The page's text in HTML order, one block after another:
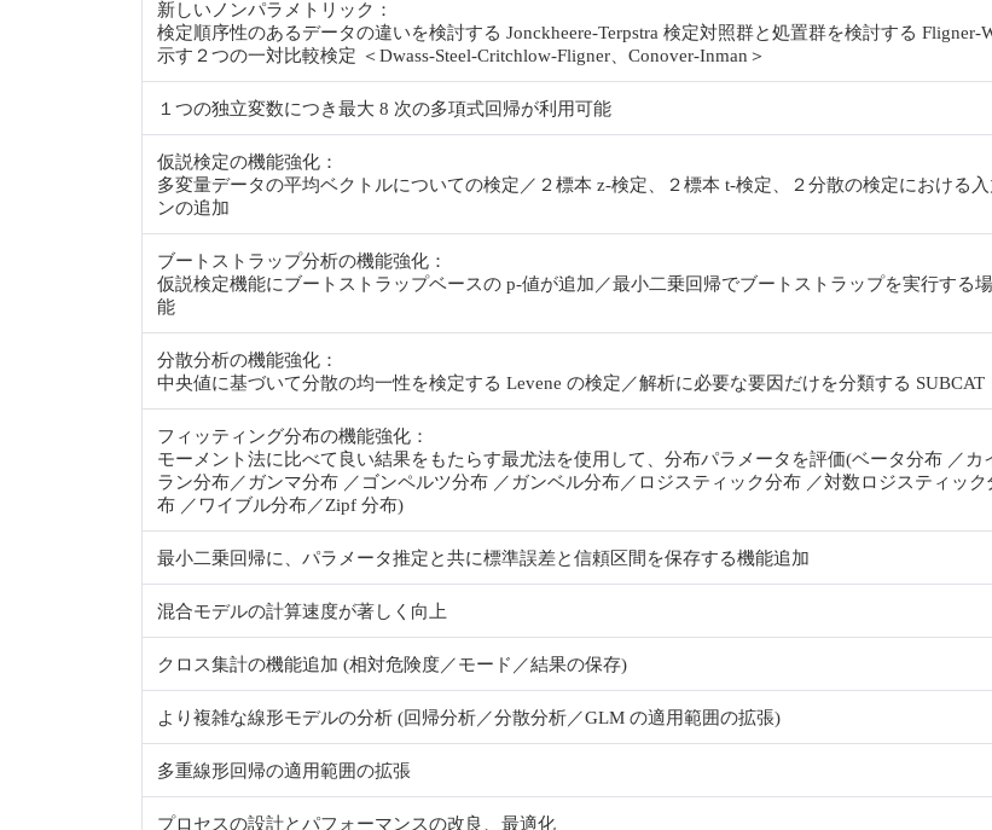
新しいノンパラメトリック：
検定順序性のあるデータの違いを検討する Jonckheere‐Terpstra 検定対照群と処置群を検討する
示す２つの一対比較検定 ＜Dwass‐Steel‐Critchlow‐Fligner、Conover‐Inman＞
１つの独立変数につき最大 8 次の多項式回帰が利用可能
仮説検定の機能強化：
多変量データの平均ベクトルについての検定／２標本 z-検定、２標本 t-検定、２分散の検定における
ンの追加
ブートストラップ分析の機能強化：
仮説検定機能にブートストラップベースの p-値が追加／最小二乗回帰でブートストラップを実行する
能
分散分析の機能強化：
中央値に基づいて分散の均一性を検定する Levene の検定／解析に必要な要因だけを分類する SUBCAT
フィッティング分布の機能強化：
モーメント法に比べて良い結果をもたらす最尤法を使用して、分布パラメータを評価(ベータ分布 ／カ
ラン分布／ガンマ分布 ／ゴンペルツ分布 ／ガンベル分布／ロジスティック分布 ／対数ロジスティッ
布 ／ワイブル分布／Zipf 分布)
最小二乗回帰に、パラメータ推定と共に標準誤差と信頼区間を保存する機能追加
混合モデルの計算速度が著しく向上
クロス集計の機能追加 (相対危険度／モード／結果の保存)
より複雑な線形モデルの分析 (回帰分析／分散分析／GLM の適用範囲の拡張)
多重線形回帰の適用範囲の拡張
プロセスの設計とパフォーマンスの改良、最適化